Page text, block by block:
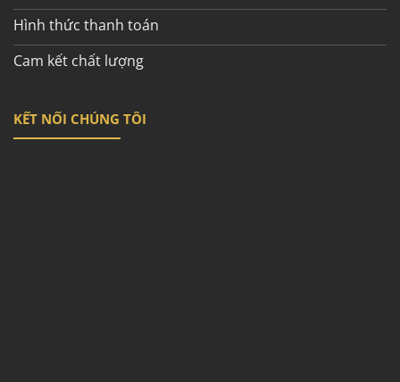
Hình thức thanh toán
Cam kết chất lượng
KẾT NỐI CHÚNG TÔI